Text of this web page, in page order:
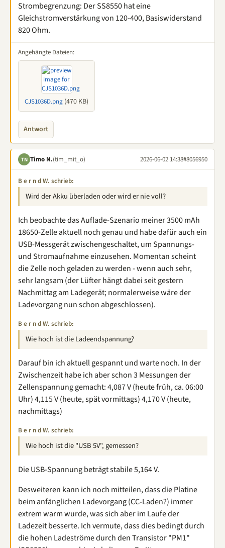
Strombegrenzung: Der SS8550 hat eine
Gleichstromverstärkung von 120-400, Basiswiderstand
820 Ohm.
Angehängte Dateien:
CJS1036D.png (470 KB)
Antwort
TN Timo N.(tim_mit_o) 2026-06-02 14:38#8056950
B e r n d W. schrieb:
Wird der Akku überladen oder wird er nie voll?
Ich beobachte das Auflade-Szenario meiner 3500 mAh
18650-Zelle aktuell noch genau und habe dafür auch ein
USB-Messgerät zwischengeschaltet, um Spannungs-
und Stromaufnahme einzusehen. Momentan scheint
die Zelle noch geladen zu werden - wenn auch sehr,
sehr langsam (der Lüfter hängt dabei seit gestern
Nachmittag am Ladegerät; normalerweise wäre der
Ladevorgang nun schon abgeschlossen).
B e r n d W. schrieb:
Wie hoch ist die Ladeendspannung?
Darauf bin ich aktuell gespannt und warte noch. In der
Zwischenzeit habe ich aber schon 3 Messungen der
Zellenspannung gemacht: 4,087 V (heute früh, ca. 06:00
Uhr) 4,115 V (heute, spät vormittags) 4,170 V (heute,
nachmittags)
B e r n d W. schrieb:
Wie hoch ist die "USB 5V", gemessen?
Die USB-Spannung beträgt stabile 5,164 V.
Desweiteren kann ich noch mitteilen, dass die Platine
beim anfänglichen Ladevorgang (CC-Laden?) immer
extrem warm wurde, was sich aber im Laufe der
Ladezeit besserte. Ich vermute, dass dies bedingt durch
die hohen Ladeströme durch den Transistor "PM1"